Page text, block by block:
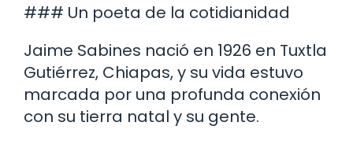
### Un poeta de la cotidianidad
Jaime Sabines nació en 1926 en Tuxtla
Gutiérrez, Chiapas, y su vida estuvo
marcada por una profunda conexión
con su tierra natal y su gente.